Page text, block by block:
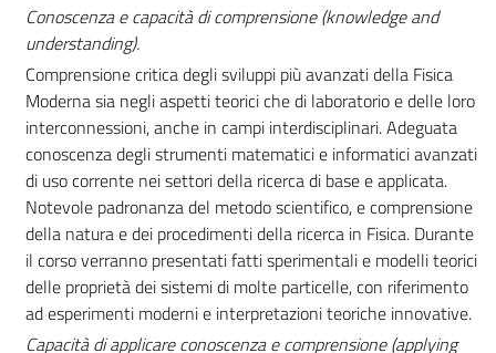
Conoscenza e capacità di comprensione (knowledge and
understanding).
Comprensione critica degli sviluppi più avanzati della Fisica
Moderna sia negli aspetti teorici che di laboratorio e delle loro
interconnessioni, anche in campi interdisciplinari. Adeguata
conoscenza degli strumenti matematici e informatici avanzati
di uso corrente nei settori della ricerca di base e applicata.
Notevole padronanza del metodo scientifico, e comprensione
della natura e dei procedimenti della ricerca in Fisica. Durante
il corso verranno presentati fatti sperimentali e modelli teorici
delle proprietà dei sistemi di molte particelle, con riferimento
ad esperimenti moderni e interpretazioni teoriche innovative.
Capacità di applicare conoscenza e comprensione (applying